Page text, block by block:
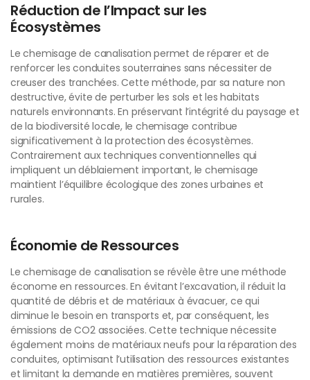
Réduction de l’Impact sur les
Écosystèmes
Le chemisage de canalisation permet de réparer et de
renforcer les conduites souterraines sans nécessiter de
creuser des tranchées. Cette méthode, par sa nature non
destructive, évite de perturber les sols et les habitats
naturels environnants. En préservant l’intégrité du paysage et
de la biodiversité locale, le chemisage contribue
significativement à la protection des écosystèmes.
Contrairement aux techniques conventionnelles qui
impliquent un déblaiement important, le chemisage
maintient l’équilibre écologique des zones urbaines et
rurales.
Économie de Ressources
Le chemisage de canalisation se révèle être une méthode
économe en ressources. En évitant l’excavation, il réduit la
quantité de débris et de matériaux à évacuer, ce qui
diminue le besoin en transports et, par conséquent, les
émissions de CO2 associées. Cette technique nécessite
également moins de matériaux neufs pour la réparation des
conduites, optimisant l’utilisation des ressources existantes
et limitant la demande en matières premières, souvent